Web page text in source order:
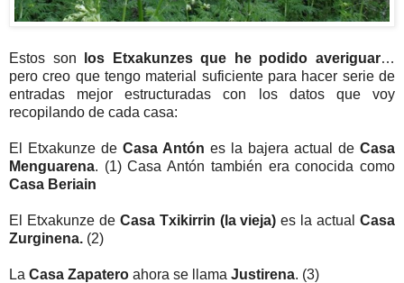
Estos son los Etxakunzes que he podido averiguar…
pero creo que tengo material suficiente para hacer serie de
entradas mejor estructuradas con los datos que voy
recopilando de cada casa:
El Etxakunze de Casa Antón es la bajera actual de Casa
Menguarena. (1) Casa Antón también era conocida como
Casa Beriain
El Etxakunze de Casa Txikirrin (la vieja)es la actualCasa
Zurginena. (2)
La Casa Zapatero ahora se llama Justirena. (3)